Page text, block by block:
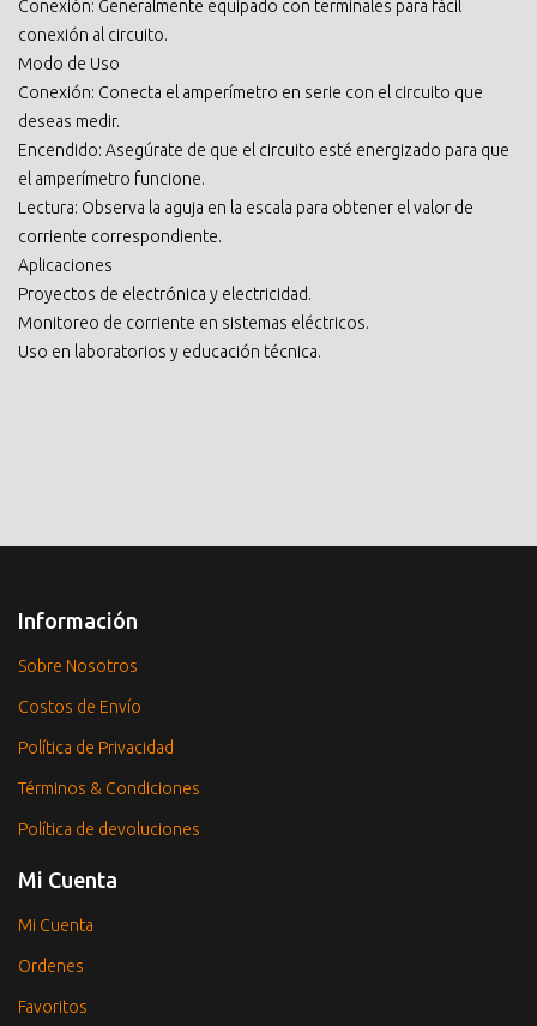
Conexión: Generalmente equipado con terminales para fácil
conexión al circuito.
Modo de Uso
Conexión: Conecta el amperímetro en serie con el circuito que
deseas medir.
Encendido: Asegúrate de que el circuito esté energizado para que
el amperímetro funcione.
Lectura: Observa la aguja en la escala para obtener el valor de
corriente correspondiente.
Aplicaciones
Proyectos de electrónica y electricidad.
Monitoreo de corriente en sistemas eléctricos.
Uso en laboratorios y educación técnica.
Información
Sobre Nosotros
Costos de Envío
Política de Privacidad
Términos & Condiciones
Política de devoluciones
Mi Cuenta
Mi Cuenta
Ordenes
Favoritos